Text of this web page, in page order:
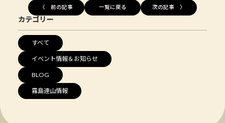
〈 前の記事 一覧に戻る 次の記事 〉
カテゴリー
すべて
イベント情報＆お知らせ
BLOG
霧島連山情報